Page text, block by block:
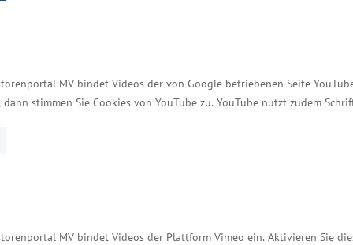
MV bindet Videos der von Google betriebenen Seite
dann stimmen Sie Cookies von YouTube zu. YouTube nutzt zudem
MV bindet Videos der Plattform Vimeo ein. Aktivieren Sie
die Kon­struktion, Produktion, Montage,
Filtern. Diese ermöglichen einen gleichmäßigen
Dosierung, die in der Pharmaindustrie,
Anwendung findet – und in Geräten der
eingebaut wird.
mit gegen­wärtig 90 Mitarbeitenden hat sich vom
in Chicago/USA und Strasbourg/Frankreich.